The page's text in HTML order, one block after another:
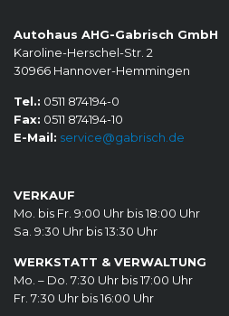
Autohaus AHG-Gabrisch GmbH
Karoline-Herschel-Str. 2
30966 Hannover-Hemmingen
Tel.: 0511 874194-0
Fax: 0511 874194-10
E-Mail: service@gabrisch.de
VERKAUF
Mo. bis Fr. 9:00 Uhr bis 18:00 Uhr
Sa. 9:30 Uhr bis 13:30 Uhr
WERKSTATT & VERWALTUNG
Mo. – Do. 7:30 Uhr bis 17:00 Uhr
Fr. 7:30 Uhr bis 16:00 Uhr